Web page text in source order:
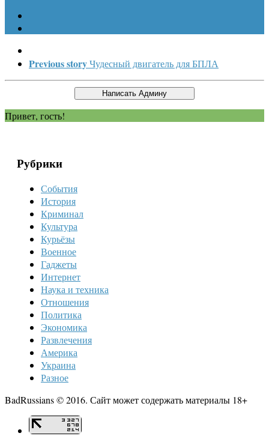
Previous storyЧудесный двигатель для БПЛА
Привет, гость!
Рубрики
События
История
Криминал
Культура
Курьёзы
Военное
Гаджеты
Интернет
Наука и техника
Отношения
Политика
Экономика
Развлечения
Америка
Украина
Разное
BadRussians © 2016. Сайт может содержать материалы 18+